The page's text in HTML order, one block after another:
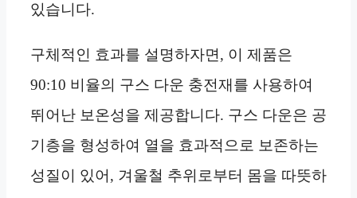
있습니다.
구체적인 효과를 설명하자면, 이 제품은
90:10 비율의 구스 다운 충전재를 사용하여
뛰어난 보온성을 제공합니다. 구스 다운은 공
기층을 형성하여 열을 효과적으로 보존하는
성질이 있어, 겨울철 추위로부터 몸을 따뜻하